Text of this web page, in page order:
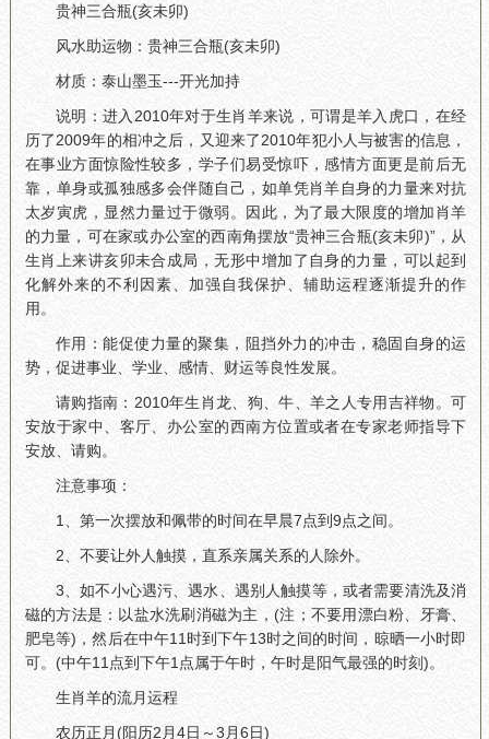
贵神三合瓶(亥未卯)
风水助运物：贵神三合瓶(亥未卯)
材质：泰山墨玉---开光加持
说明：进入2010年对于生肖羊来说，可谓是羊入虎口，在经
历了2009年的相冲之后，又迎来了2010年犯小人与被害的信息，
在事业方面惊险性较多，学子们易受惊吓，感情方面更是前后无
靠，单身或孤独感多会伴随自己，如单凭肖羊自身的力量来对抗
太岁寅虎，显然力量过于微弱。因此，为了最大限度的增加肖羊
的力量，可在家或办公室的西南角摆放“贵神三合瓶(亥未卯)”，从
生肖上来讲亥卯未合成局，无形中增加了自身的力量，可以起到
化解外来的不利因素、加强自我保护、辅助运程逐渐提升的作
用。
作用：能促使力量的聚集，阻挡外力的冲击，稳固自身的运
势，促进事业、学业、感情、财运等良性发展。
请购指南：2010年生肖龙、狗、牛、羊之人专用吉祥物。可
安放于家中、客厅、办公室的西南方位置或者在专家老师指导下
安放、请购。
注意事项：
1、第一次摆放和佩带的时间在早晨7点到9点之间。
2、不要让外人触摸，直系亲属关系的人除外。
3、如不小心遇污、遇水、遇别人触摸等，或者需要清洗及消
磁的方法是：以盐水洗刷消磁为主，(注；不要用漂白粉、牙膏、
肥皂等)，然后在中午11时到下午13时之间的时间，晾晒一小时即
可。(中午11点到下午1点属于午时，午时是阳气最强的时刻)。
生肖羊的流月运程
农历正月(阳历2月4日～3月6日)